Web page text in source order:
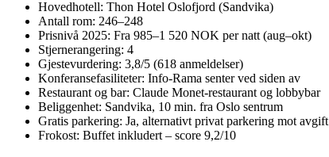
Hovedhotell: Thon Hotel Oslofjord (Sandvika)
Antall rom: 246–248
Prisnivå 2025: Fra 985–1 520 NOK per natt (aug–okt)
Stjernerangering: 4
Gjestevurdering: 3,8/5 (618 anmeldelser)
Konferansefasiliteter: Info-Rama senter ved siden av
Restaurant og bar: Claude Monet-restaurant og lobbybar
Beliggenhet: Sandvika, 10 min. fra Oslo sentrum
Gratis parkering: Ja, alternativt privat parkering mot avgift
Frokost: Buffet inkludert – score 9,2/10